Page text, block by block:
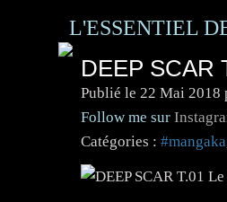
L'ESSENTIEL
DEEP SCAR
Publié le 22 Mai 2018
Follow me sur
Catégories : #mangaka